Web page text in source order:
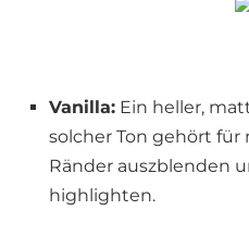
Vanilla: Ein heller,
solcher Ton gehört
Ränder auszblenden
highlighten.